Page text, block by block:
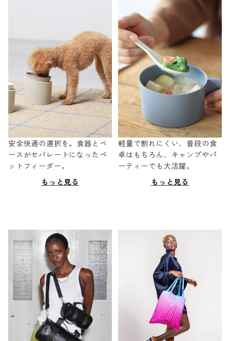
安全快適の選択を。食器とベ
ースがセパレートになったペ
ットフィーダー。
もっと見る
軽量で割れにくい、普段の食
卓はもちろん、キャンプやパ
ーティーでも大活躍。
もっと見る